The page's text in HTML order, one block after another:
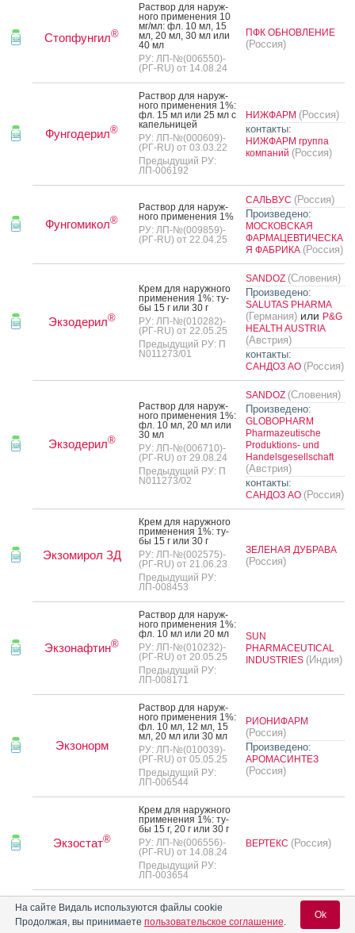
Стопфунгил®
Рас­твор для на­руж­
но­го при­мене­ния 10
мг/мл: фл. 10 мл, 15
мл, 20 мл, 30 мл или
40 мл
РУ: ЛП-№(006550)-
(РГ-RU) от 14.08.24
ПФК ОБНОВЛЕНИЕ
(Россия)
Фунгодерил®
Рас­твор для на­руж­
но­го при­мене­ния 1%:
фл. 15 мл или 25 мл с
ка­пель­ни­цей
РУ: ЛП-№(000609)-
(РГ-RU) от 03.03.22
Предыдущий РУ:
ЛП-006192
НИЖФАРМ (Россия)
контакты:
НИЖФАРМ группа
компаний (Россия)
Фунгомикол®
Рас­твор для на­руж­
но­го при­мене­ния 1%
РУ: ЛП-№(009859)-
(РГ-RU) от 22.04.25
САЛЬВУС (Россия)
Произведено:
МОСКОВСКАЯ
ФАРМАЦЕВТИЧЕСКА
Я ФАБРИКА (Россия)
Экзодерил®
Крем для на­руж­но­го
при­мене­ния 1%: ту­
бы 15 г или 30 г
РУ: ЛП-№(010282)-
(РГ-RU) от 22.05.25
Предыдущий РУ: П
N011273/01
SANDOZ (Словения)
Произведено:
SALUTAS PHARMA
(Германия) или P&G
HEALTH AUSTRIA
(Австрия)
контакты:
САНДОЗ АО (Россия)
Экзодерил®
Рас­твор для на­руж­
но­го при­мене­ния 1%:
фл. 10 мл, 20 мл или
30 мл
РУ: ЛП-№(006710)-
(РГ-RU) от 29.08.24
Предыдущий РУ: П
N011273/02
SANDOZ (Словения)
Произведено:
GLOBOPHARM
Pharmazeutische
Produktions- und
Handelsgesellschaft
(Австрия)
контакты:
САНДОЗ АО (Россия)
Экзомирол ЗД
Крем для на­руж­но­го
при­мене­ния 1%: ту­
бы 15 г или 30 г
РУ: ЛП-№(002575)-
(РГ-RU) от 21.06.23
Предыдущий РУ:
ЛП-008453
ЗЕЛЕНАЯ ДУБРАВА
(Россия)
Экзонафтин®
Рас­твор для на­руж­
но­го при­мене­ния 1%:
фл. 10 мл или 20 мл
РУ: ЛП-№(010232)-
(РГ-RU) от 20.05.25
Предыдущий РУ:
ЛП-008171
SUN
PHARMACEUTICAL
INDUSTRIES (Индия)
Экзонорм
Рас­твор для на­руж­
но­го при­мене­ния 1%:
фл. 10 мл, 12 мл, 15
мл, 20 мл или 30 мл
РУ: ЛП-№(010039)-
(РГ-RU) от 05.05.25
Предыдущий РУ:
ЛП-006544
РИОНИФАРМ
(Россия)
Произведено:
АРОМАСИНТЕЗ
(Россия)
Экзостат®
Крем для на­руж­но­го
при­мене­ния 1%: ту­
бы 15 г, 20 г или 30 г
РУ: ЛП-№(006556)-
(РГ-RU) от 14.08.24
Предыдущий РУ:
ЛП-003654
ВЕРТЕКС (Россия)
Рас­твор для на­руж­
но­го при­мене­ния 1%:
фл. 10 мл, 11.5 мл, 12
На сайте Видаль используются файлы cookie
Продолжая, вы принимаете пользовательское соглашение.
Ok